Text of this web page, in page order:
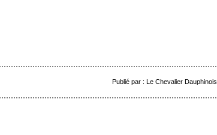
Publié par : Le Chevalier Dauphinois